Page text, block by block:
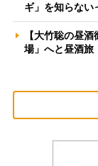
ギ」を知らな
【大竹聡の昼
場」へと昼酒